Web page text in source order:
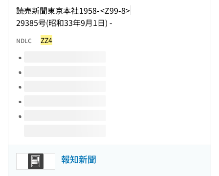
読売新聞東京本社1958-<Z99-8>
29385号(昭和33年9月1日) -
NDLC ZZ4
このタイトルの巻号
報知新聞